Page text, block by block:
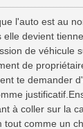
l'auto est au
devient
de véhicule
de
te demander
à coller sur la
tout comme un